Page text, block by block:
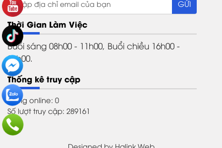
Thời Gian Làm Việc
Buổi sáng 08h00 - 11h00, Buổi chiều 16h00 -
21h00.
Thống kê truy cập
Đang online: 0
Số lượt truy cập: 289161
Designed by Halink Web